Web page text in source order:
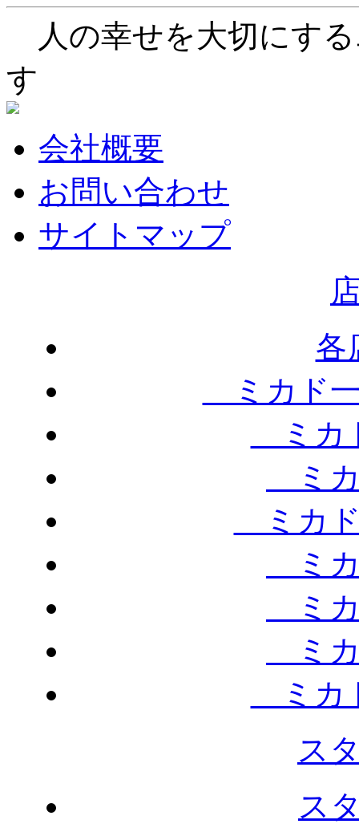
人の幸せを大切にす
す
会社概要
お問い合わせ
サイトマップ
各
ミカド
ミカ
ミカ
ミカド
ミカ
ミカ
ミカ
ミカ
ス
ス